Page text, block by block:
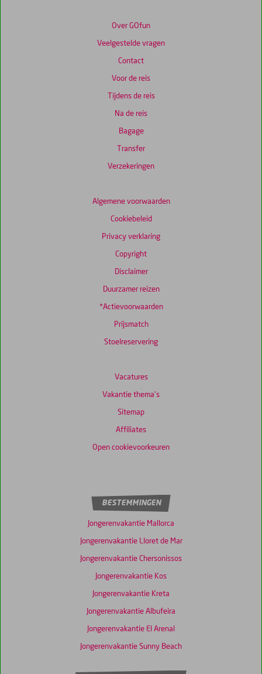
Over GOfun
Veelgestelde vragen
Contact
Voor de reis
Tijdens de reis
Na de reis
Bagage
Transfer
Verzekeringen
Algemene voorwaarden
Cookiebeleid
Privacy verklaring
Copyright
Disclaimer
Duurzamer reizen
*Actievoorwaarden
Prijsmatch
Stoelreservering
Vacatures
Vakantie thema's
Sitemap
Affiliates
Open cookievoorkeuren
BESTEMMINGEN
Jongerenvakantie Mallorca
Jongerenvakantie Lloret de Mar
Jongerenvakantie Chersonissos
Jongerenvakantie Kos
Jongerenvakantie Kreta
Jongerenvakantie Albufeira
Jongerenvakantie El Arenal
Jongerenvakantie Sunny Beach